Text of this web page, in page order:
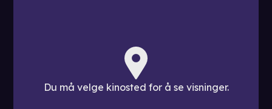
Du må velge kinosted for å se visninger.